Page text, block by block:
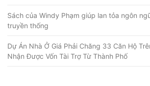
Sách của Windy Phạm giúp lan tỏa ngôn
truyền thống
Dự Án Nhà Ở Giá Phải Chăng 33 Căn Hộ
Nhận Được Vốn Tài Trợ Từ Thành Phố